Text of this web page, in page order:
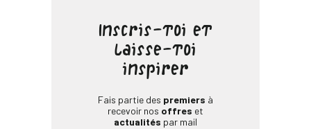
Inscris-toi et
laisse-toi
inspirer
Fais partie des premiers à
recevoir nos offres et
actualités par mail